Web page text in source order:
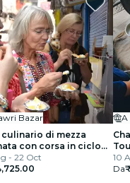
Bazar
culinario di mezza
con corsa in ciclo
da Masterji Kee
- 22 Oct
10
Da